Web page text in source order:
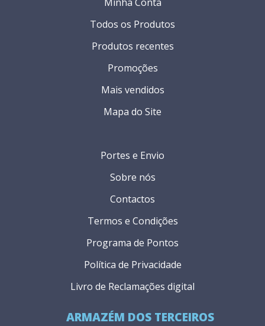
ARMAZÉM DOS TERCEIROS
Portes e Envio
Sobre nós
Contactos
Termos e Condições
Programa de Pontos
Política de Privacidade
Livro de Reclamações digital
Todos os Produtos
Produtos recentes
Promoções
Mais vendidos
Mapa do Site